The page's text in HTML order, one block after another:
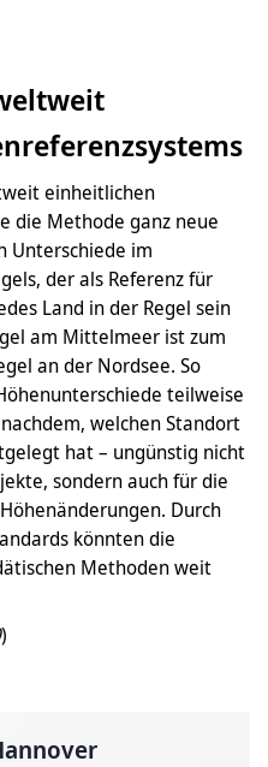
einheitlichen
die Methode ganz neue
Unterschiede im
der als Referenz für
Land in der Regel sein
am Mittelmeer ist zum
an der Nordsee. So
teilweise
welchen Standort
hat – ungünstig nicht
sondern auch für die
Durch
könnten die
Methoden weit
)